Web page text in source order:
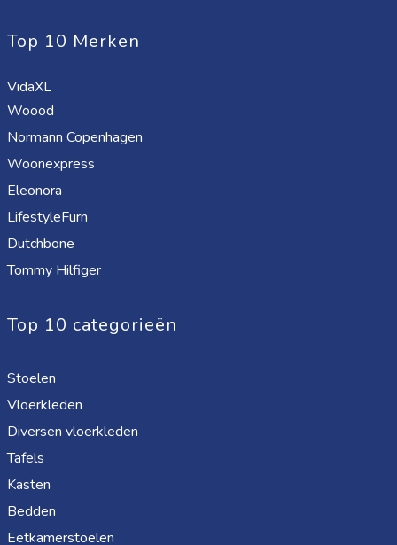
Top 10 Merken
VidaXL
Woood
Normann Copenhagen
Woonexpress
Eleonora
LifestyleFurn
Dutchbone
Tommy Hilfiger
Top 10 categorieën
Stoelen
Vloerkleden
Diversen vloerkleden
Tafels
Kasten
Bedden
Eetkamerstoelen